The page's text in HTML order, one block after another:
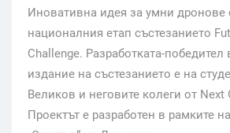
Иновативна идея за умни дронове
националния етап състезанието
Challenge. Разработката-победител
издание на състезанието е на
Великов и неговите колеги от Next
Проектът е разработен в рамките